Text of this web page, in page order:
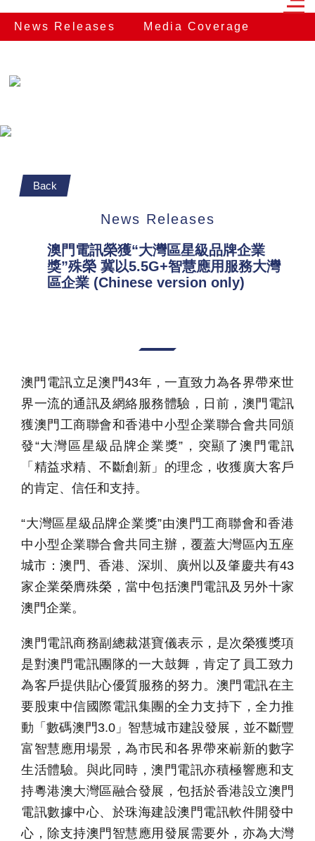
News Releases Media Coverage
Back
News Releases
澳門電訊榮獲“大灣區星級品牌企業
獎”殊榮 冀以5.5G+智慧應用服務大灣
區企業 (Chinese version only)
澳門電訊立足澳門43年，一直致力為各界帶來世
界一流的通訊及網絡服務體驗，日前，澳門電訊
獲澳門工商聯會和香港中小型企業聯合會共同頒
發“大灣區星級品牌企業獎”，突顯了澳門電訊
「精益求精、不斷創新」的理念，收獲廣大客戶
的肯定、信任和支持。
“大灣區星級品牌企業獎”由澳門工商聯會和香港
中小型企業聯合會共同主辦，覆蓋大灣區內五座
城市：澳門、香港、深圳、廣州以及肇慶共有43
家企業榮膺殊榮，當中包括澳門電訊及另外十家
澳門企業。
澳門電訊商務副總裁湛寶儀表示，是次榮獲獎項
是對澳門電訊團隊的一大鼓舞，肯定了員工致力
為客戶提供貼心優質服務的努力。澳門電訊在主
要股東中信國際電訊集團的全力支持下，全力推
動「數碼澳門3.0」智慧城市建設發展，並不斷豐
富智慧應用場景，為市民和各界帶來嶄新的數字
生活體驗。與此同時，澳門電訊亦積極響應和支
持粵港澳大灣區融合發展，包括於香港設立澳門
電訊數據中心、於珠海建設澳門電訊軟件開發中
心，除支持澳門智慧應用發展需要外，亦為大灣